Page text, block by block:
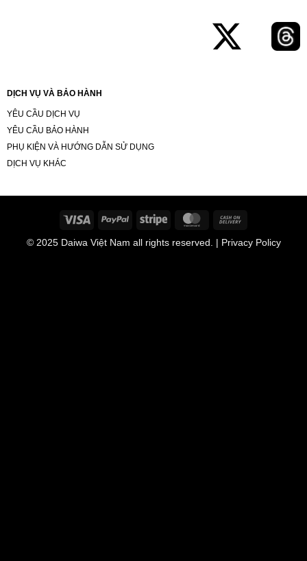
DỊCH VỤ VÀ BẢO HÀNH
YÊU CẦU DỊCH VỤ
YÊU CẦU BẢO HÀNH
PHỤ KIỆN VÀ HƯỚNG DẪN SỬ DỤNG
DỊCH VỤ KHÁC
Visa PayPal Stripe MasterCard
Delivery
© 2025 Daiwa Việt Nam all rights reserved. | Privacy Policy